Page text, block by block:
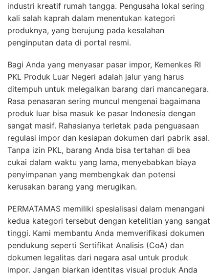
industri kreatif rumah tangga. Pengusaha lokal sering
kali salah kaprah dalam menentukan kategori
produknya, yang berujung pada kesalahan
penginputan data di portal resmi.
Bagi Anda yang menyasar pasar impor, Kemenkes RI
PKL Produk Luar Negeri adalah jalur yang harus
ditempuh untuk melegalkan barang dari mancanegara.
Rasa penasaran sering muncul mengenai bagaimana
produk luar bisa masuk ke pasar Indonesia dengan
sangat masif. Rahasianya terletak pada penguasaan
regulasi impor dan kesiapan dokumen dari pabrik asal.
Tanpa izin PKL, barang Anda bisa tertahan di bea
cukai dalam waktu yang lama, menyebabkan biaya
penyimpanan yang membengkak dan potensi
kerusakan barang yang merugikan.
PERMATAMAS memiliki spesialisasi dalam menangani
kedua kategori tersebut dengan ketelitian yang sangat
tinggi. Kami membantu Anda memverifikasi dokumen
pendukung seperti Sertifikat Analisis (CoA) dan
dokumen legalitas dari negara asal untuk produk
impor. Jangan biarkan identitas visual produk Anda